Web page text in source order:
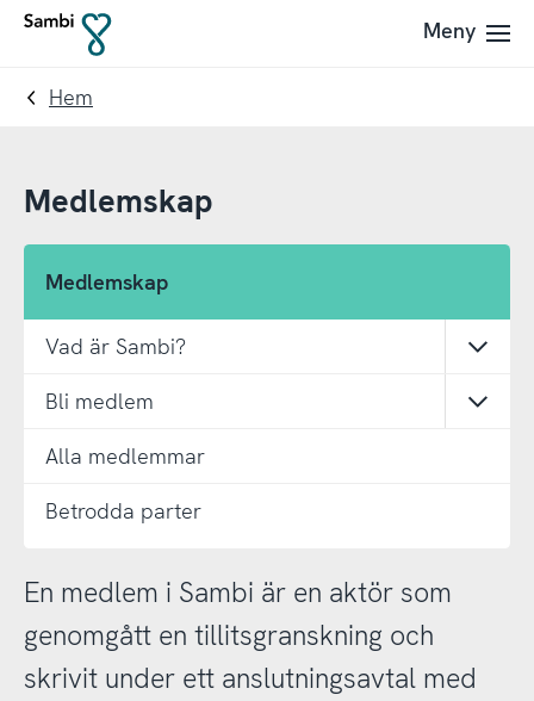
Till
navigering
Till
innehållet
Meny
Hem
Medlemskap
Medlemskap
Vad är Sambi?
Bli medlem
Alla medlemmar
Betrodda parter
En medlem i Sambi är en aktör som
genomgått en tillitsgranskning och
skrivit under ett anslutningsavtal med